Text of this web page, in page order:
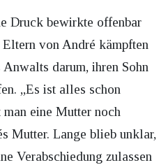
Druck bewirkte offenbar
von André kämpften
darum, ihren Sohn
„Es ist alles schon
eine Mutter noch
Mutter. Lange blieb unklar,
Verabschiedung zulassen